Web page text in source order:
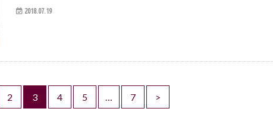
2018.07.19
2 3 4 5 7 >